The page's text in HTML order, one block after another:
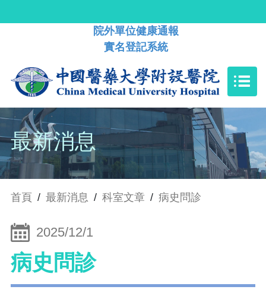
院外單位健康通報
實名登記系統
最新消息
首頁 / 最新消息 / 科室文章 / 病史問診
2025/12/1
病史問診